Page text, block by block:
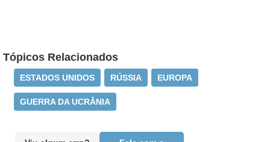
Tópicos Relacionados
ESTADOS UNIDOS RÚSSIA EUROPA
GUERRA DA UCRÂNIA